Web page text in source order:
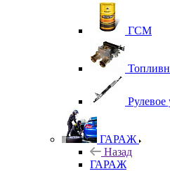
ГСМ
Рулевое
ГАРАЖ
Назад
ГАРАЖ